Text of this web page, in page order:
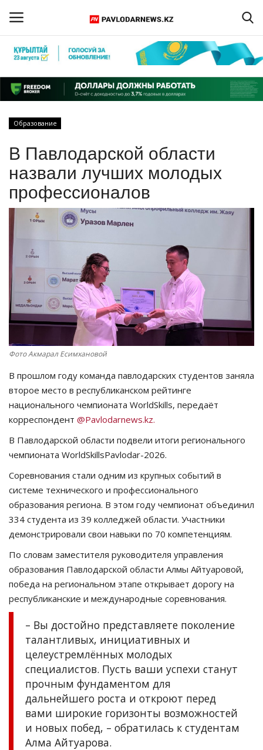
Регистрация
Главная
ПАВЛОДАРСКАЯ ОБЛАСТЬ
КАЗАХСТАН
МИР
СПЕЦПРОЕКТЫ
СПОРТ
Чек-лист
РАЗВЛЕЧЕНИЯ
OFFICIAL
Курултай
Қазақша Русский
Образование
В Павлодарской области
назвали лучших молодых
профессионалов
Фото Акмарал Есимхановой
В прошлом году команда павлодарских студентов заняла
второе место в республиканском рейтинге
национального чемпионата WorldSkills, передаёт
корреспондент @Pavlodarnews.kz.
В Павлодарской области подвели итоги регионального
чемпионата WorldSkillsPavlodar-2026.
Соревнования стали одним из крупных событий в
системе технического и профессионального
образования региона. В этом году чемпионат объединил
334 студента из 39 колледжей области. Участники
демонстрировали свои навыки по 70 компетенциям.
По словам заместителя руководителя управления
образования Павлодарской области Алмы Айтуаровой,
победа на региональном этапе открывает дорогу на
республиканские и международные соревнования.
– Вы достойно представляете поколение
талантливых, инициативных и
целеустремлённых молодых
специалистов. Пусть ваши успехи станут
прочным фундаментом для
дальнейшего роста и откроют перед
вами широкие горизонты возможностей
и новых побед, – обратилась к студентам
Алма Айтуарова.